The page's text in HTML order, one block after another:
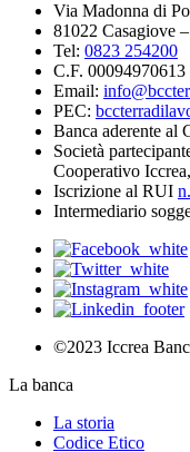
Via Madonna di
81022 Casagiove
Tel: 0823 254200
C.F. 00094970613
Email:
PEC:
Banca aderente al
Società
Cooperativo
Iscrizione al RUI
Intermediario
©2023 Iccrea
La banca
La storia
Codice Etico